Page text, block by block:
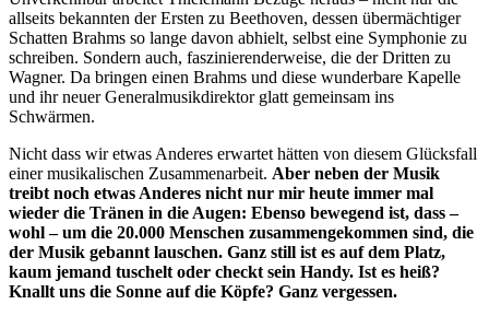
allseits bekannten der Ersten zu Beethoven, dessen übermächtiger
Schatten Brahms so lange davon abhielt, selbst eine Symphonie zu
schreiben. Sondern auch, faszinierenderweise, die der Dritten zu
Wagner. Da bringen einen Brahms und diese wunderbare Kapelle
und ihr neuer Generalmusikdirektor glatt gemeinsam ins
Schwärmen.
Nicht dass wir etwas Anderes erwartet hätten von diesem Glücksfall
einer musikalischen Zusammenarbeit. Aber neben der Musik
treibt noch etwas Anderes nicht nur mir heute immer mal
wieder die Tränen in die Augen: Ebenso bewegend ist, dass –
wohl – um die 20.000 Menschen zusammengekommen sind, die
der Musik gebannt lauschen. Ganz still ist es auf dem Platz,
kaum jemand tuschelt oder checkt sein Handy. Ist es heiß?
Knallt uns die Sonne auf die Köpfe? Ganz vergessen.